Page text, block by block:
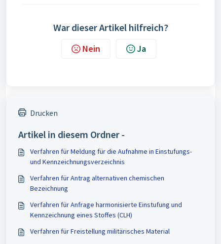
War dieser Artikel hilfreich?
Nein Ja
Drucken
Artikel in diesem Ordner -
Verfahren für Meldung für die Aufnahme in Einstufungs-
und Kennzeichnungsverzeichnis
Verfahren für Antrag alternativen chemischen
Bezeichnung
Verfahren für Anfrage harmonisierte Einstufung und
Kennzeichnung eines Stoffes (CLH)
Verfahren für Freistellung militärisches Material